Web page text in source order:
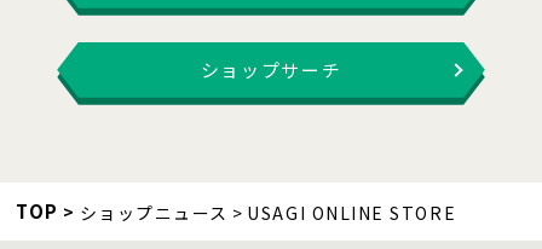
ショップサーチ
TOP ショップニュース USAGI ONLINE STORE